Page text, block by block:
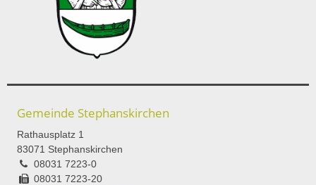
Gemeinde Stephanskirchen
Rathausplatz 1
83071 Stephanskirchen
08031 7223-0
08031 7223-20